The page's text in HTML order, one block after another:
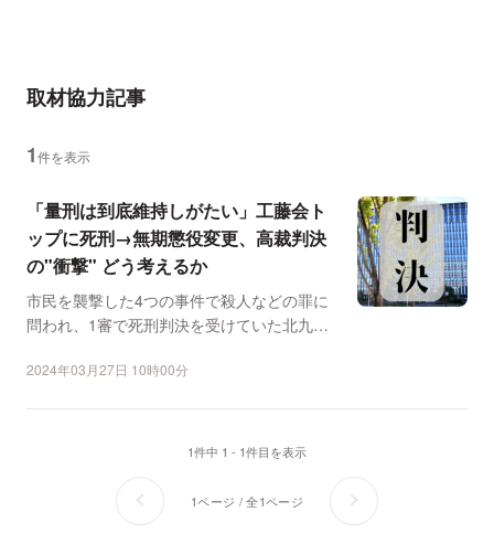
取材協力記事
1件を表示
「量刑は到底維持しがたい」工藤会ト
ップに死刑→無期懲役変更、高裁判決
の"衝撃" どう考えるか
市民を襲撃した4つの事件で殺人などの罪に
問われ、1審で死刑判決を受けていた北九州
2024年03月27日 10時00分
1件中 1 - 1件目を表示
1ページ / 全1ページ